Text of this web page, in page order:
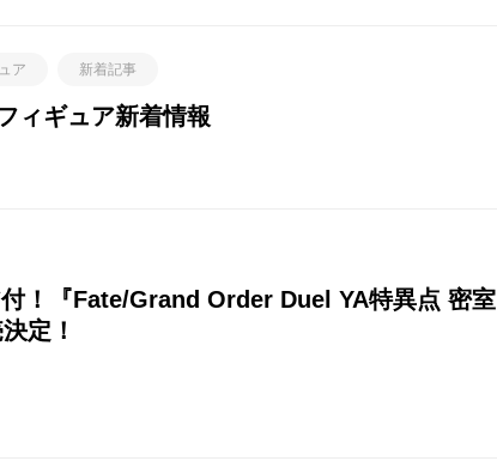
ア 新着記事
ィギュア新着情報
！『Fate/Grand Order Duel YA特異点 密室
定！